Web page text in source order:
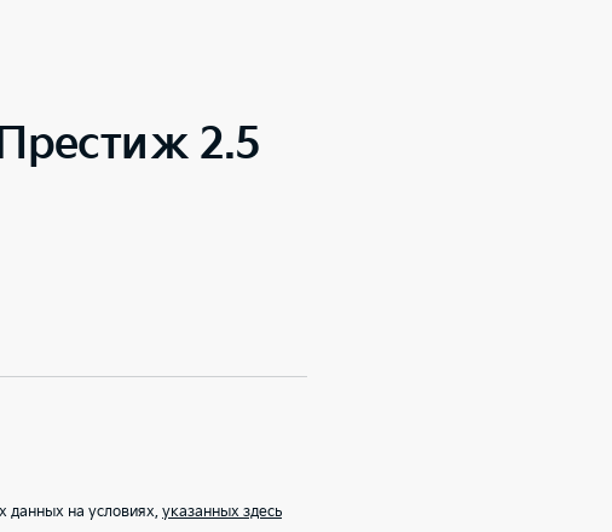
2.5
на условиях, указанных здесь